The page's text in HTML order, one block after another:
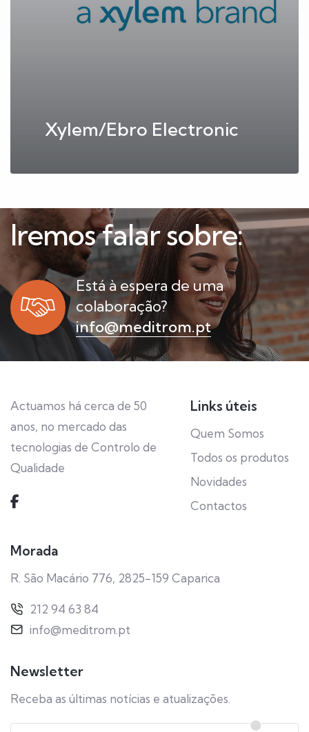
Xylem/Ebro Electronic
Iremos falar sobre:
Está à espera de uma
colaboração?
info@meditrom.pt
Actuamos há cerca de 50
anos, no mercado das
tecnologias de Controlo de
Qualidade
Links úteis
Quem Somos
Todos os produtos
Novidades
Contactos
Morada
R. São Macário 776, 2825-159 Caparica
212 94 63 84
info@meditrom.pt
Newsletter
Receba as últimas notícias e atualizações.